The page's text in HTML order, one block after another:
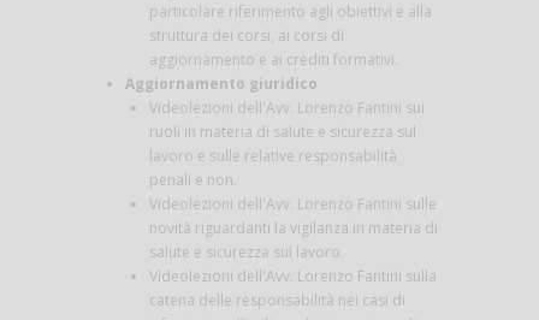
particolare riferimento agli obiettivi e alla
struttura dei corsi, ai corsi di
aggiornamento e ai crediti formativi.
Aggiornamento giuridico
Videolezioni dell'Avv. Lorenzo Fantini sui
ruoli in materia di salute e sicurezza sul
lavoro e sulle relative responsabilità
penali e non.
Videolezioni dell'Avv. Lorenzo Fantini sulle
novità riguardanti la vigilanza in materia di
salute e sicurezza sul lavoro.
Videolezioni dell'Avv. Lorenzo Fantini sulla
catena delle responsabilità nei casi di